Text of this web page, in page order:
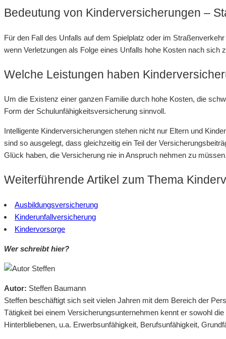
Bedeutung von Kinderversicherungen –
Für den Fall des Unfalls auf dem Spielplatz oder im
wenn Verletzungen als Folge eines Unfalls hohe Kosten nach
Welche Leistungen haben
Um die Existenz einer ganzen Familie durch hohe Kosten, die
Form der Schulunfähigkeitsversicherung sinnvoll.
Intelligente Kinderversicherungen stehen nicht nur Eltern und
sind so ausgelegt, dass gleichzeitig ein Teil der
Glück haben, die Versicherung nie in Anspruch nehmen zu
Weiterführende Artikel zum Thema
Ausbildungsversicherung
Kinderunfallversicherung
Kindervorsorge
Wer schreibt hier?
Autor: Steffen Baumann
Steffen beschäftigt sich seit vielen Jahren mit dem Bereich der
Tätigkeit bei einem Versicherungsunternehmen kennt er sowohl
Hinterbliebenen, u.a. Erwerbsunfähigkeit, Berufsunfähigkeit,